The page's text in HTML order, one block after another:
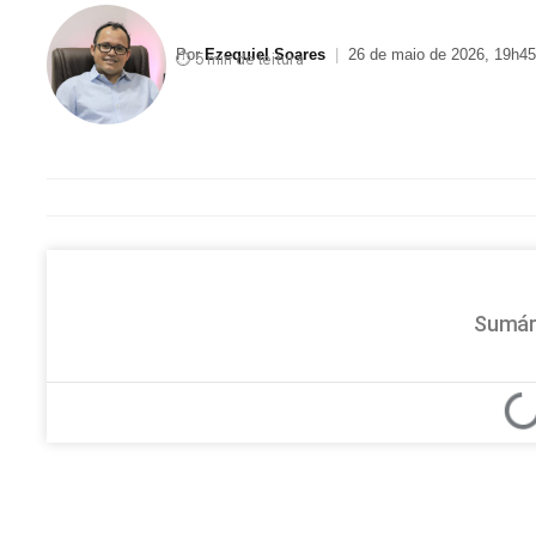
Por Ezequiel Soares 26 de maio de 2026, 19h45
⏱ 5 min de leitura